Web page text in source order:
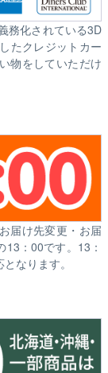
務化されている3D
たクレジットカー
物をしていただけ
届け先変更・お届
：00です。13：
なります。